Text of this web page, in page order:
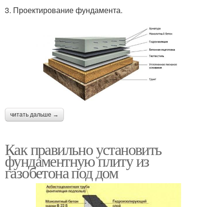
3. Проектирование фундамента.
читать дальше →
Как правильно установить
фундаментную плиту из
газобетона под дом